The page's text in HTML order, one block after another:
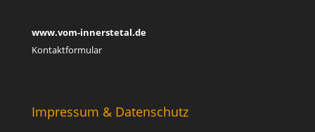
www.vom-innerstetal.de
Kontaktformular
Impressum & Datenschutz